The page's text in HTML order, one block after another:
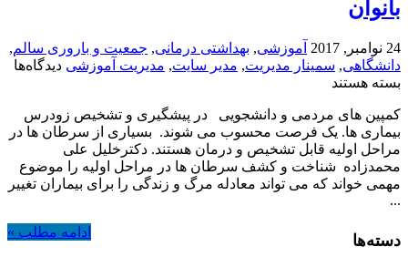
بانوان
24 نوامبر, 2017 آموزشی, بهداشتی درمانی, جمعیت و باروری سالم,
دانشگاهی, سمینار مدیریت, مدیر سایت, مدیریت آموزشی دیدگاه‌ها
بسته هستند
کمپین های مردمی و دانشجویی در پیشگیری و تشخیص زودرس
بیماری ها. یک فرصت محسوب می شوند. بسیاری از سرطان ها در
مراحل اولیه قابل تشخیص و درمان هستند. دکترخلیل علی
محمدزاده شناخت و کشف سرطان ها در مراحل اولیه را موضوع
مهمی خواند که می تواند معادله مرگ و زندگی را برای بیماران تغییر
...
ادامه مطلب » دسته‌ها